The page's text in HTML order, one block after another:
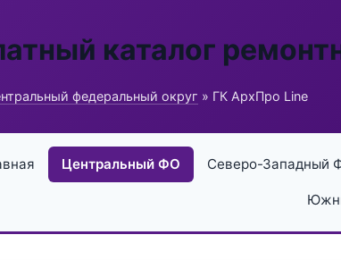
каталог
федеральный округ » ГК АрхПро Line
Центральный ФО Северо-Западный